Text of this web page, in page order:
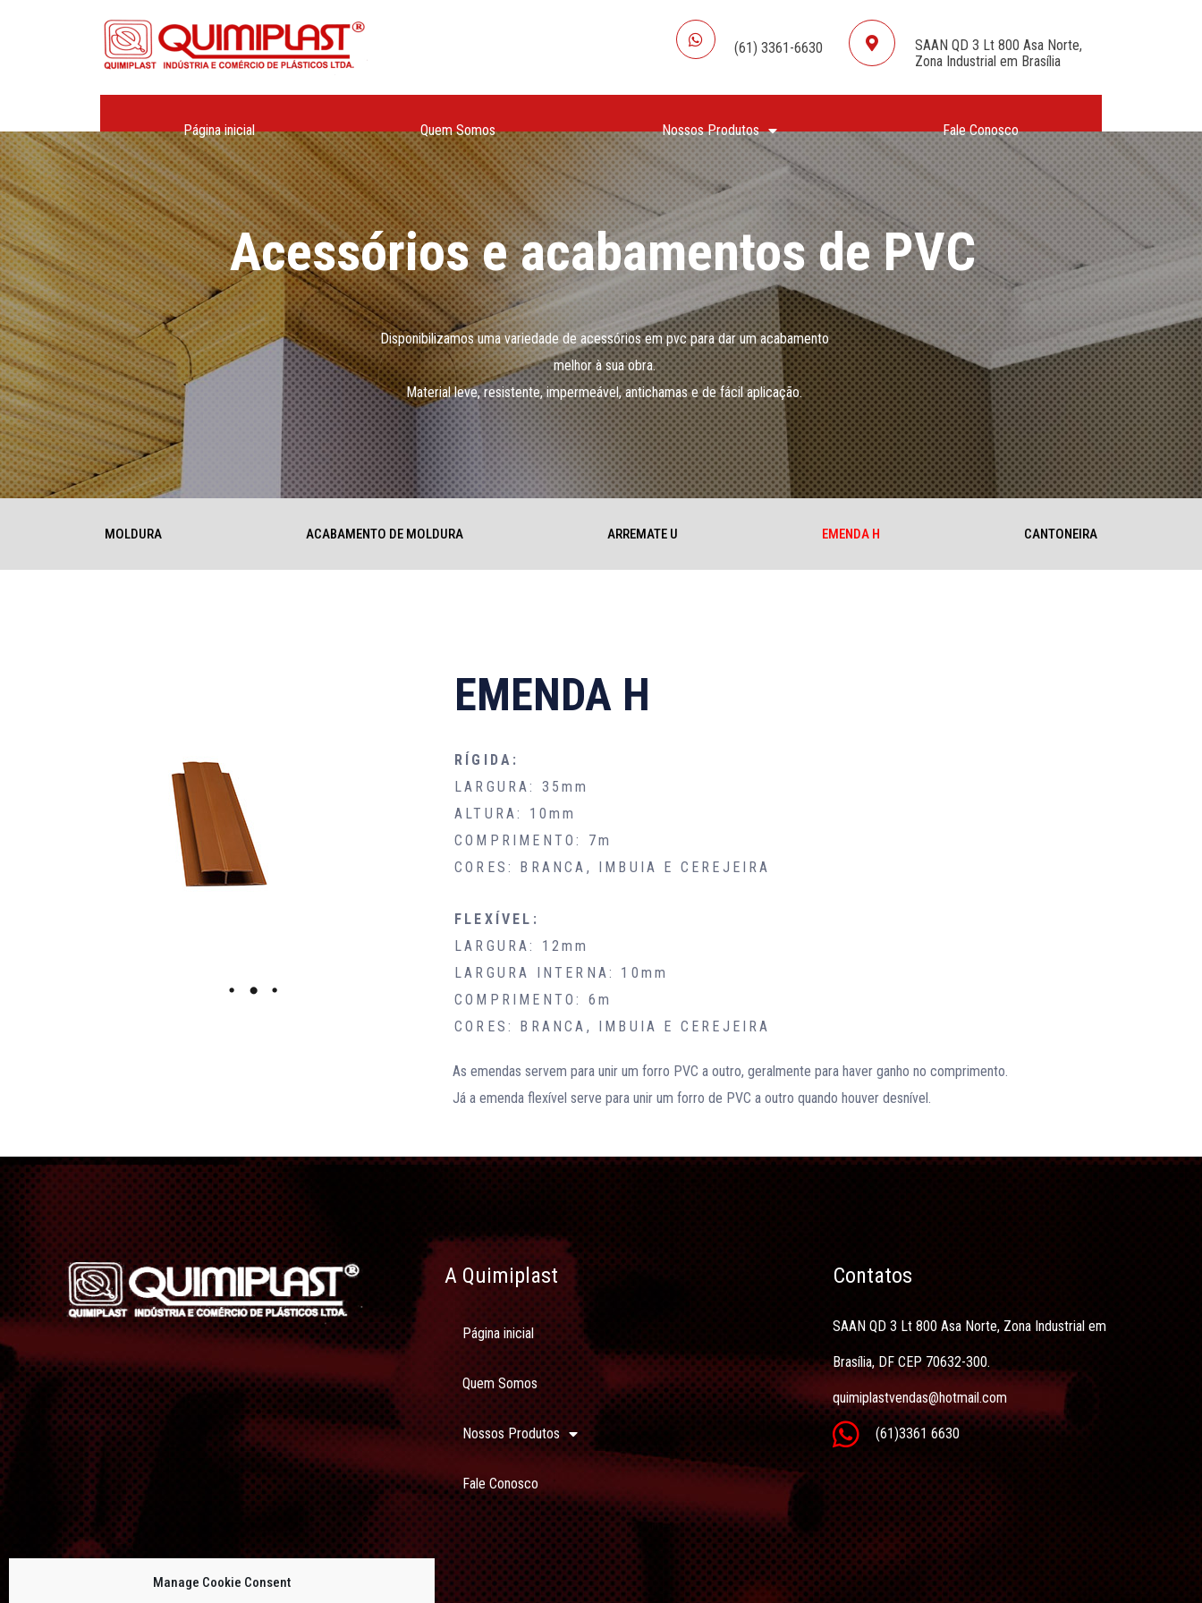
Manage Cookie Consent
(61) 3361-6630
SAAN QD 3 Lt 800 Asa Norte,
Zona Industrial em Brasília
Página inicial Quem Somos Nossos Produtos Fale Conosco
Acessórios e acabamentos de PVC
Disponibilizamos uma variedade de acessórios em pvc para dar um acabamento
melhor à sua obra.
Material leve, resistente, impermeável, antichamas e de fácil aplicação.
MOLDURA ACABAMENTO DE MOLDURA ARREMATE U EMENDA H CANTONEIRA
EMENDA H
RÍGIDA:
LARGURA: 35mm
ALTURA: 10mm
COMPRIMENTO: 7m
CORES: BRANCA, IMBUIA E CEREJEIRA
FLEXÍVEL:
LARGURA: 12mm
LARGURA INTERNA: 10mm
COMPRIMENTO: 6m
CORES: BRANCA, IMBUIA E CEREJEIRA
As emendas servem para unir um forro PVC a outro, geralmente para haver ganho no comprimento.
Já a emenda flexível serve para unir um forro de PVC a outro quando houver desnível.
A Quimiplast
Página inicial
Quem Somos
Nossos Produtos
Fale Conosco
Contatos
SAAN QD 3 Lt 800 Asa Norte, Zona Industrial em
Brasília, DF CEP 70632-300.
quimiplastvendas@hotmail.com
(61)3361 6630